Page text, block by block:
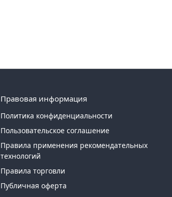
Правовая информация
Политика конфиденциальности
Пользовательское соглашение
Правила применения рекомендательных
технологий
Правила торговли
Публичная оферта